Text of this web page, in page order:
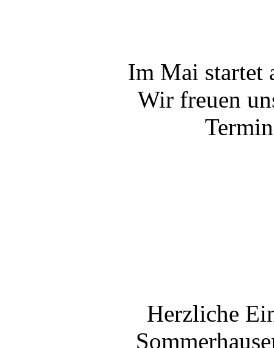
Im Mai startet
Wir freuen
Herzliche